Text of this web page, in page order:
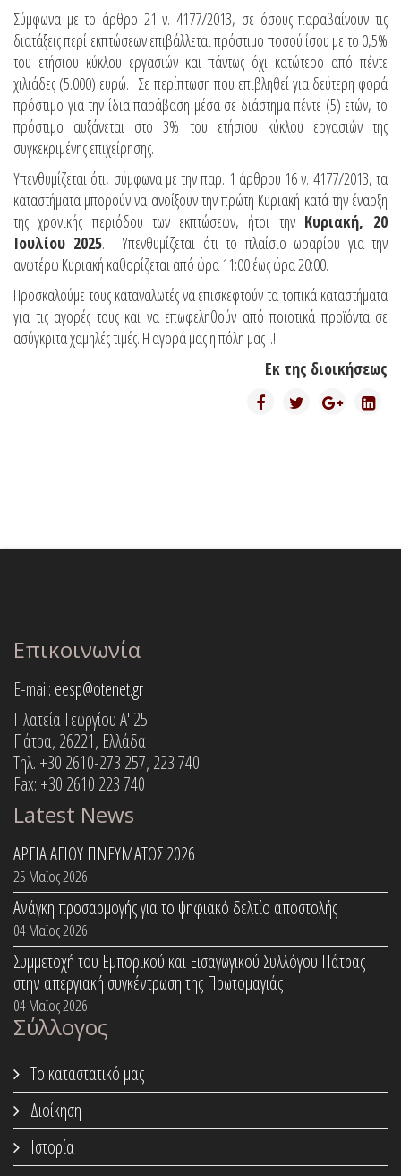
Σύμφωνα με το άρθρο 21 ν. 4177/2013, σε όσους παραβαίνουν τις
διατάξεις περί εκπτώσεων επιβάλλεται πρόστιμο ποσού ίσου με το 0,5%
του ετήσιου κύκλου εργασιών και πάντως όχι κατώτερο από πέντε
χιλιάδες (5.000) ευρώ. Σε περίπτωση που επιβληθεί για δεύτερη φορά
πρόστιμο για την ίδια παράβαση μέσα σε διάστημα πέντε (5) ετών, το
πρόστιμο αυξάνεται στο 3% του ετήσιου κύκλου εργασιών της
συγκεκριμένης επιχείρησης.
Υπενθυμίζεται ότι, σύμφωνα με την παρ. 1 άρθρου 16 ν. 4177/2013, τα
καταστήματα μπορούν να ανοίξουν την πρώτη Κυριακή κατά την έναρξη
της χρονικής περιόδου των εκπτώσεων, ήτοι την Κυριακή, 20
Ιουλίου 2025. Υπενθυμίζεται ότι το πλαίσιο ωραρίου για την
ανωτέρω Κυριακή καθορίζεται από ώρα 11:00 έως ώρα 20:00.
Προσκαλούμε τους καταναλωτές να επισκεφτούν τα τοπικά καταστήματα
για τις αγορές τους και να επωφεληθούν από ποιοτικά προϊόντα σε
ασύγκριτα χαμηλές τιμές. Η αγορά μας η πόλη μας ..!
Εκ της διοικήσεως
Επικοινωνία
E-mail: eesp@otenet.gr
Πλατεία Γεωργίου Α' 25
Πάτρα, 26221, Ελλάδα
Τηλ. +30 2610-273 257, 223 740
Fax: +30 2610 223 740
Latest News
ΑΡΓΙΑ ΑΓΙΟΥ ΠΝΕΥΜΑΤΟΣ 2026
25 Μαϊος 2026
Ανάγκη προσαρμογής για το ψηφιακό δελτίο αποστολής
04 Μαϊος 2026
Συμμετοχή του Εμπορικού και Εισαγωγικού Συλλόγου Πάτρας
στην απεργιακή συγκέντρωση της Πρωτομαγιάς
04 Μαϊος 2026
Σύλλογος
Το καταστατικό μας
Διοίκηση
Ιστορία